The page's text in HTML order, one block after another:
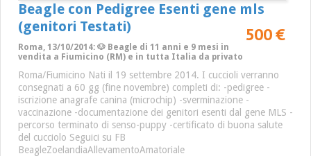
Beagle con Pedigree Esenti gene mls
(genitori Testati)
500 €
Roma, 13/10/2014: 🐶 Beagle di 11 anni e 9 mesi in
vendita a Fiumicino (RM) e in tutta Italia da privato
Roma/Fiumicino Nati il 19 settembre 2014. I cuccioli verranno
consegnati a 60 gg (fine novembre) completi di: -pedigree -
iscrizione anagrafe canina (microchip) -sverminazione -
vaccinazione -documentazione dei genitori esenti dal gene MLS -
percorso terminato di senso-puppy -certificato di buona salute
del cucciolo Seguici su FB
BeagleZoelandiaAllevamentoAmatoriale